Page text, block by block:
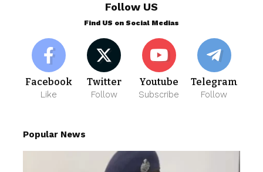
Follow US
Find US on Social Medias
Facebook
Like
Twitter
Follow
Youtube
Subscribe
Telegram
Follow
Popular News